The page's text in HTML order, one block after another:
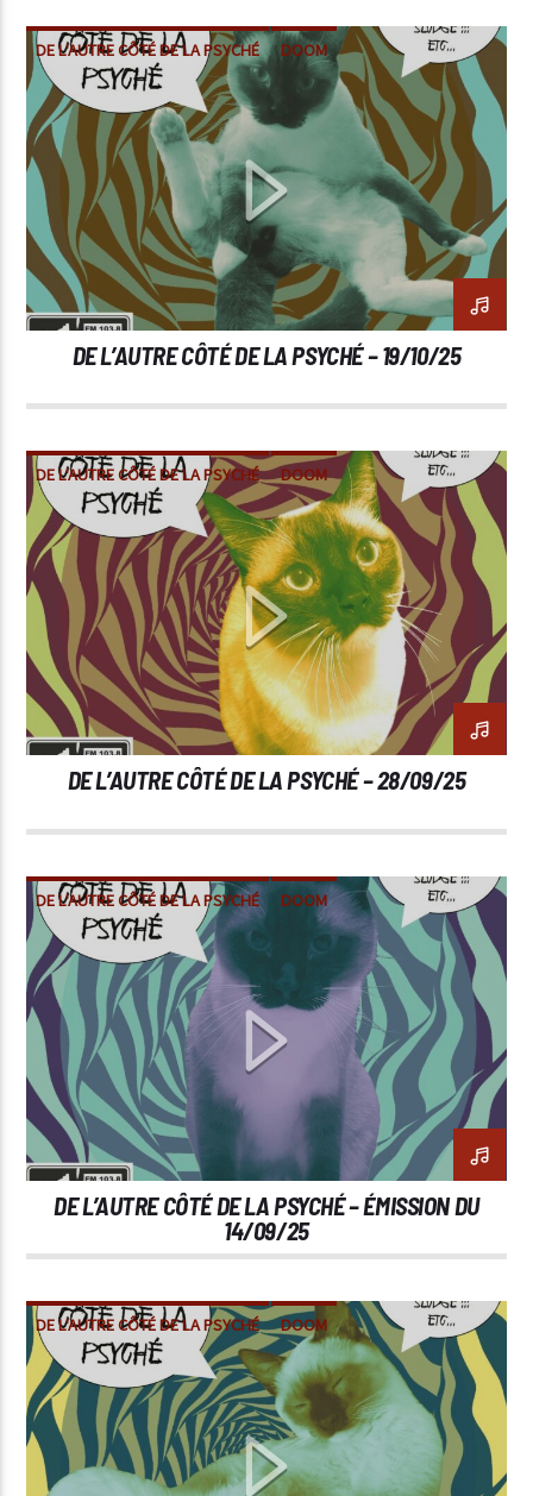
DE L'AUTRE CÔTÉ DE LA PSYCHÉ
DOOM
METAL
POST-METAL SLUDGE STONER
DE L’AUTRE CÔTÉ DE LA PSYCHÉ – 19/10/25
DE L'AUTRE CÔTÉ DE LA PSYCHÉ
DOOM
METAL
SLUDGE STONER
DE L’AUTRE CÔTÉ DE LA PSYCHÉ – 28/09/25
DE L'AUTRE CÔTÉ DE LA PSYCHÉ
DOOM
METAL
POST-METAL SLUDGE STONER
DE L’AUTRE CÔTÉ DE LA PSYCHÉ – ÉMISSION DU
14/09/25
DE L'AUTRE CÔTÉ DE LA PSYCHÉ
DOOM
METAL
POST-METAL SLUDGE STONER